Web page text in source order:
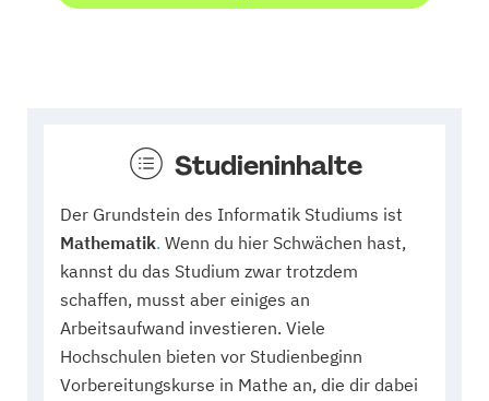
Studieninhalte
Der Grundstein des Informatik Studiums ist
Mathematik. Wenn du hier Schwächen hast,
kannst du das Studium zwar trotzdem
schaffen, musst aber einiges an
Arbeitsaufwand investieren. Viele
Hochschulen bieten vor Studienbeginn
Vorbereitungskurse in Mathe an, die dir dabei